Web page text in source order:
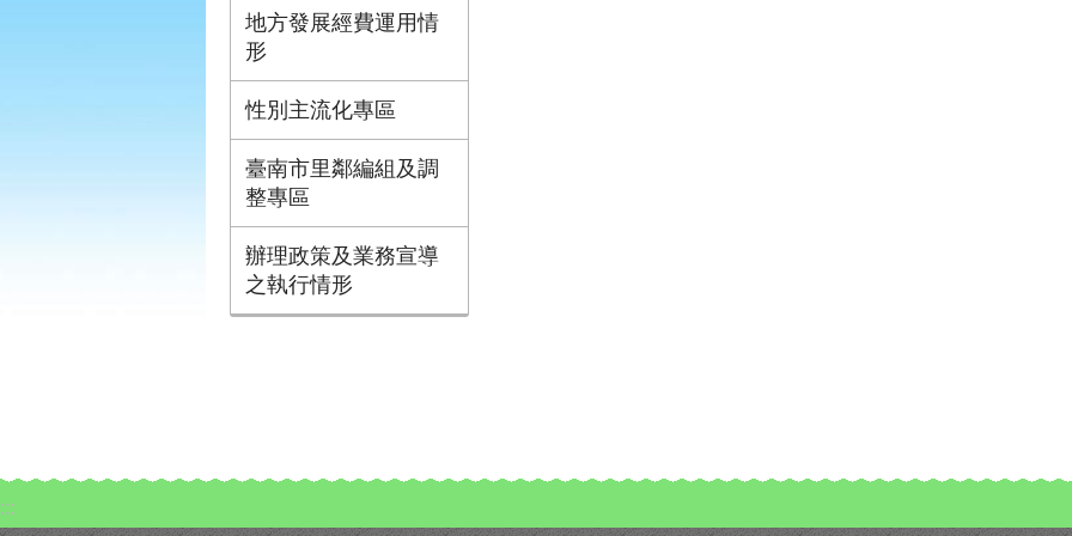
地方發展經費運用情
形
性別主流化專區
臺南市里鄰編組及調
整專區
辦理政策及業務宣導
之執行情形
:::